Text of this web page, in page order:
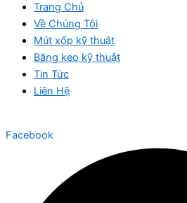
Trang Chủ
Về Chúng Tôi
Mút xốp kỹ thuật
Băng keo kỹ thuật
Tin Tức
Liên Hệ
Facebook